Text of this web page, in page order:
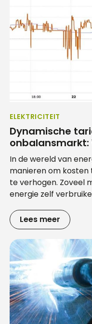
ELEKTRICITEIT
Dynamische
onbalansmarkt:
In de wereld van
manieren om
te verhogen. Zoveel
energie zelf
Lees meer